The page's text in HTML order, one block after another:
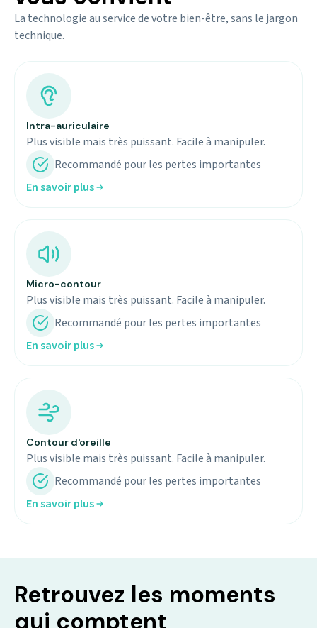
La technologie au service de votre bien-être, sans le jargon
technique.
Micro-contour
Plus visible mais très puissant. Facile à manipuler.
Recommandé pour les pertes importantes
En savoir plus
Contour d'oreille
Plus visible mais très puissant. Facile à manipuler.
Recommandé pour les pertes importantes
En savoir plus
Intra-auriculaire
Plus visible mais très puissant. Facile à manipuler.
Recommandé pour les pertes importantes
En savoir plus
Retrouvez les moments
qui comptent